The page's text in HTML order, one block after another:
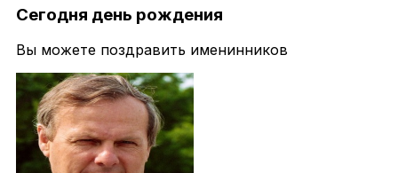
Сегодня день рождения
Вы можете поздравить именинников